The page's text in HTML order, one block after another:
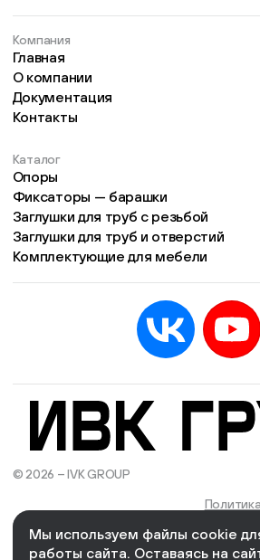
Компания
Главная
О компании
Документация
Контакты
Каталог
Опоры
Фиксаторы — барашки
Заглушки для труб с резьбой
Заглушки для труб и отверстий
Комплектующие для мебели
© 2026 – IVK GROUP
Cоздано и поддерживается в
Мы используем файлы cookie
работы сайта. Оставаясь на
Есть учётная запись?